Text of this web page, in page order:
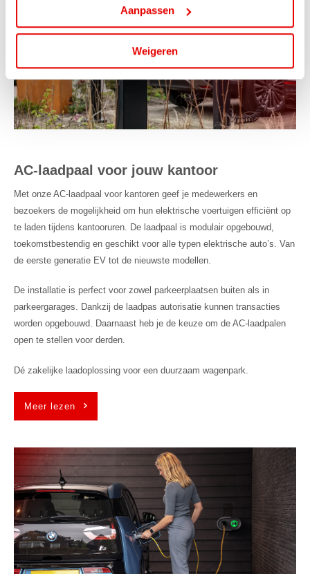
Aanpassen
Weigeren
AC-laadpaal voor jouw kantoor
Met onze AC-laadpaal voor kantoren geef je medewerkers en
bezoekers de mogelijkheid om hun elektrische voertuigen efficiënt op
te laden tijdens kantooruren. De laadpaal is modulair opgebouwd,
toekomstbestendig en geschikt voor alle typen elektrische auto’s. Van
de eerste generatie EV tot de nieuwste modellen.
De installatie is perfect voor zowel parkeerplaatsen buiten als in
parkeergarages. Dankzij de laadpas autorisatie kunnen transacties
worden opgebouwd. Daarnaast heb je de keuze om de AC-laadpalen
open te stellen voor derden.
Dé zakelijke laadoplossing voor een duurzaam wagenpark.
Meer lezen